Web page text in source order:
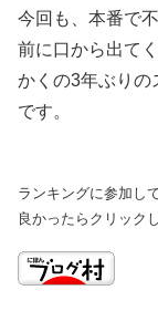
今回も、本番で
前に口から出て
かくの3年ぶりの
です。
ランキングに参加し
良かったらクリック